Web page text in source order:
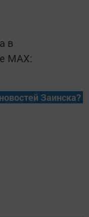
в
MАХ:
Заинска?